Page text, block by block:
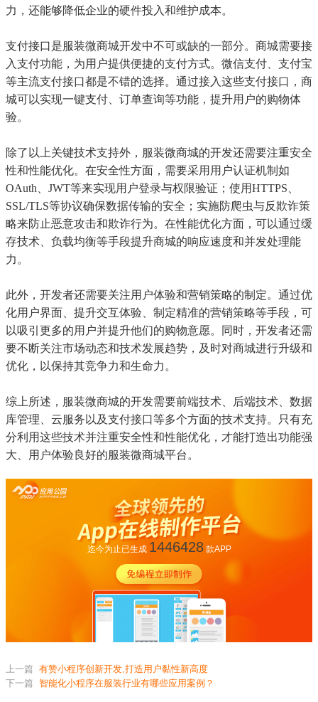
力，还能够降低企业的硬件投入和维护成本。
支付接口是服装微商城开发中不可或缺的一部分。商城需要接
入支付功能，为用户提供便捷的支付方式。微信支付、支付宝
等主流支付接口都是不错的选择。通过接入这些支付接口，商
城可以实现一键支付、订单查询等功能，提升用户的购物体
验。
除了以上关键技术支持外，服装微商城的开发还需要注重安全
性和性能优化。在安全性方面，需要采用用户认证机制如
OAuth、JWT等来实现用户登录与权限验证；使用HTTPS、
SSL/TLS等协议确保数据传输的安全；实施防爬虫与反欺诈策
略来防止恶意攻击和欺诈行为。在性能优化方面，可以通过缓
存技术、负载均衡等手段提升商城的响应速度和并发处理能
力。
此外，开发者还需要关注用户体验和营销策略的制定。通过优
化用户界面、提升交互体验、制定精准的营销策略等手段，可
以吸引更多的用户并提升他们的购物意愿。同时，开发者还需
要不断关注市场动态和技术发展趋势，及时对商城进行升级和
优化，以保持其竞争力和生命力。
综上所述，服装微商城的开发需要前端技术、后端技术、数据
库管理、云服务以及支付接口等多个方面的技术支持。只有充
分利用这些技术并注重安全性和性能优化，才能打造出功能强
大、用户体验良好的服装微商城平台。
迄今为止已生成 1446428款APP
上一篇 有赞小程序创新开发,打造用户黏性新高度
下一篇 智能化小程序在服装行业有哪些应用案例？